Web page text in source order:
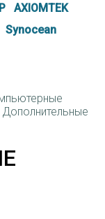
AXIOMTEK
Synocean
Дополнительные